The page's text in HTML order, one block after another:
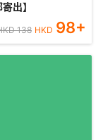
出】
138 HKD 98+